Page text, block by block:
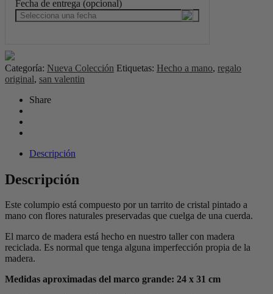
Fecha de entrega (opcional)
Categoría: Nueva Colección Etiquetas: Hecho a mano, regalo
original, san valentin
Share
Descripción
Descripción
Este columpio está compuesto por un tarrito de cristal pintado a
mano con flores naturales preservadas que cuelga de una cuerda.
El marco de madera está hecho en nuestro taller con madera
reciclada. Es normal que tenga alguna imperfección propia de la
madera.
Medidas aproximadas del marco grande: 24 x 31 cm